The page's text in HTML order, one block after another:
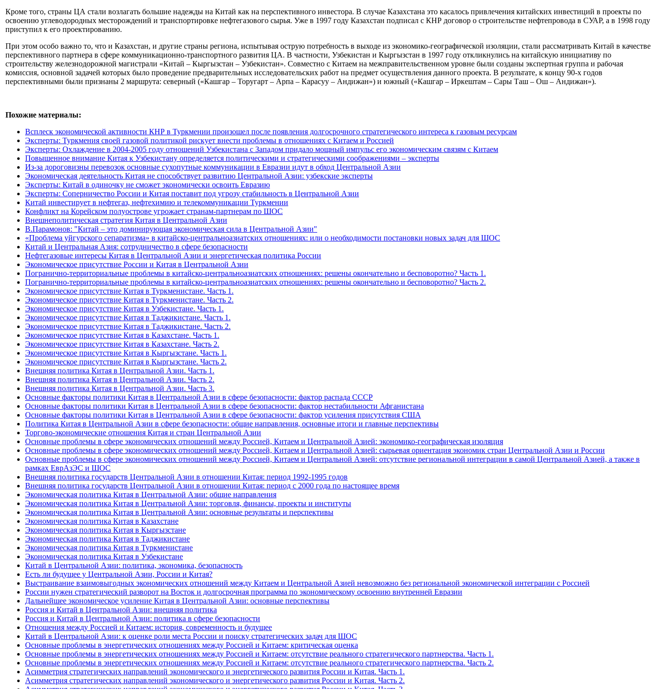
Кроме того, страны ЦА стали возлагать большие надежды на Китай как на перспективного инвестора. В случае Казахстана это касалось привлечения китайских инвестиций в проекты по
освоению углеводородных месторождений и транспортировке нефтегазового сырья. Уже в 1997 году Казахстан подписал с КНР договор о строительстве нефтепровода в СУАР, а в 1998 году
приступил к его проектированию.
При этом особо важно то, что и Казахстан, и другие страны региона, испытывая острую потребность в выходе из экономико-географической изоляции, стали рассматривать Китай в качестве
перспективного партнера в сфере коммуникационно-транспортного развития ЦА. В частности, Узбекистан и Кыргызстан в 1997 году откликнулись на китайскую инициативу по
строительству железнодорожной магистрали «Китай – Кыргызстан – Узбекистан». Совместно с Китаем на межправительственном уровне были созданы экспертная группа и рабочая
комиссия, основной задачей которых было проведение предварительных исследовательских работ на предмет осуществления данного проекта. В результате, к концу 90-х годов
перспективными были признаны 2 маршрута: северный («Кашгар – Торугарт – Арпа – Карасуу – Андижан») и южный («Кашгар – Иркештам – Сары Таш – Ош – Андижан»).
Похожие материалы:
Всплеск экономической активности КНР в Туркмении произошел после появления долгосрочного стратегического интереса к газовым ресурсам
Эксперты: Туркмения своей газовой политикой рискует внести проблемы в отношениях с Китаем и Россией
Эксперты: Охлаждение в 2004-2005 году отношений Узбекистана с Западом придало мощный импульс его экономическим связям с Китаем
Повышенное внимание Китая к Узбекистану определяется политическими и стратегическими соображениями – эксперты
Из-за дороговизны перевозок основные сухопутные коммуникации в Евразии идут в обход Центральной Азии
Экономическая деятельность Китая не способствует развитию Центральной Азии: узбекские эксперты
Эксперты: Китай в одиночку не сможет экономически освоить Евразию
Эксперты: Соперничество России и Китая поставит под угрозу стабильность в Центральной Азии
Китай инвестирует в нефтегаз, нефтехимию и телекоммуникации Туркмении
Конфликт на Корейском полуострове угрожает странам-партнерам по ШОС
Внешнеполитическая стратегия Китая в Центральной Азии
В.Парамонов: "Китай – это доминирующая экономическая сила в Центральной Азии"
«Проблема уйгурского сепаратизма» в китайско-центральноазиатских отношениях: или о необходимости постановки новых задач для ШОС
Китай и Центральная Азия: сотрудничество в сфере безопасности
Нефтегазовые интересы Китая в Центральной Азии и энергетическая политика России
Экономическое присутствие России и Китая в Центральной Азии
Погранично-территориальные проблемы в китайско-центральноазиатских отношениях: решены окончательно и бесповоротно? Часть 1.
Погранично-территориальные проблемы в китайско-центральноазиатских отношениях: решены окончательно и бесповоротно? Часть 2.
Экономическое присутствие Китая в Туркменистане. Часть 1.
Экономическое присутствие Китая в Туркменистане. Часть 2.
Экономическое присутствие Китая в Узбекистане. Часть 1.
Экономическое присутствие Китая в Таджикистане. Часть 1.
Экономическое присутствие Китая в Таджикистане. Часть 2.
Экономическое присутствие Китая в Казахстане. Часть 1.
Экономическое присутствие Китая в Казахстане. Часть 2.
Экономическое присутствие Китая в Кыргызстане. Часть 1.
Экономическое присутствие Китая в Кыргызстане. Часть 2.
Внешняя политика Китая в Центральной Азии. Часть 1.
Внешняя политика Китая в Центральной Азии. Часть 2.
Внешняя политика Китая в Центральной Азии. Часть 3.
Основные факторы политики Китая в Центральной Азии в сфере безопасности: фактор распада СССР
Основные факторы политики Китая в Центральной Азии в сфере безопасности: фактор нестабильности Афганистана
Основные факторы политики Китая в Центральной Азии в сфере безопасности: фактор усиления присутствия США
Политика Китая в Центральной Азии в сфере безопасности: общие направления, основные итоги и главные перспективы
Торгово-экономические отношения Китая и стран Центральной Азии
Основные проблемы в сфере экономических отношений между Россией, Китаем и Центральной Азией: экономико-географическая изоляция
Основные проблемы в сфере экономических отношений между Россией, Китаем и Центральной Азией: сырьевая ориентация экономик стран Центральной Азии и России
Основные проблемы в сфере экономических отношений между Россией, Китаем и Центральной Азией: отсутствие региональной интеграции в самой Центральной Азией, а также в
рамках ЕврАзЭС и ШОС
Внешняя политика государств Центральной Азии в отношении Китая: период 1992-1995 годов
Внешняя политика государств Центральной Азии в отношении Китая: период с 2000 года по настоящее время
Экономическая политика Китая в Центральной Азии: общие направления
Экономическая политика Китая в Центральной Азии: торговля, финансы, проекты и институты
Экономическая политика Китая в Центральной Азии: основные результаты и перспективы
Экономическая политика Китая в Казахстане
Экономическая политика Китая в Кыргызстане
Экономическая политика Китая в Таджикистане
Экономическая политика Китая в Туркменистане
Экономическая политика Китая в Узбекистане
Китай в Центральной Азии: политика, экономика, безопасность
Есть ли будущее у Центральной Азии, России и Китая?
Выстраивание взаимовыгодных экономических отношений между Китаем и Центральной Азией невозможно без региональной экономической интеграции с Россией
России нужен стратегический разворот на Восток и долгосрочная программа по экономическому освоению внутренней Евразии
Дальнейшее экономическое усиление Китая в Центральной Азии: основные перспективы
Россия и Китай в Центральной Азии: внешняя политика
Россия и Китай в Центральной Азии: политика в сфере безопасности
Отношения между Россией и Китаем: история, современность и будущее
Китай в Центральной Азии: к оценке роли места России и поиску стратегических задач для ШОС
Основные проблемы в энергетических отношениях между Россией и Китаем: критическая оценка
Основные проблемы в энергетических отношениях между Россией и Китаем: отсутствие реального стратегического партнерства. Часть 1.
Основные проблемы в энергетических отношениях между Россией и Китаем: отсутствие реального стратегического партнерства. Часть 2.
Асимметрия стратегических направлений экономического и энергетического развития России и Китая. Часть 1.
Асимметрия стратегических направлений экономического и энергетического развития России и Китая. Часть 2.